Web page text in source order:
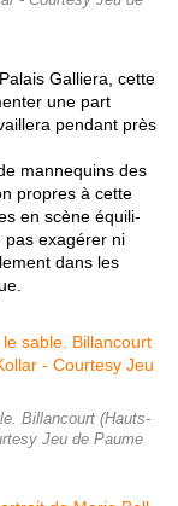
Galliera, cette
une part
pendant près
mannequins des
propres à cette
en scène équili-
pas exagérer ni
dans les
Billancourt (Hauts-
Jeu de Paume